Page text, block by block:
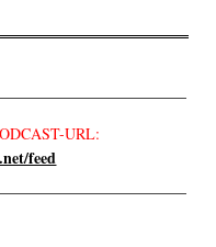
URL:
feed